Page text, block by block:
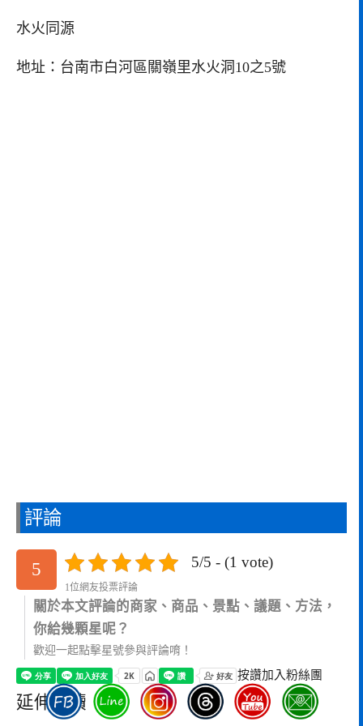
水火同源
地址：台南市白河區關嶺里水火洞10之5號
評論
5 5/5 - (1 vote)
1位網友投票評論
關於本文評論的商家、商品、景點、議題、方法，
你給幾顆星呢？
歡迎一起點擊星號參與評論唷！
按讚加入粉絲團
延伸閱讀